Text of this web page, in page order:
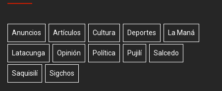
Anuncios Artículos Cultura Deportes La Maná
Latacunga Opinión Política Pujilí Salcedo
Saquisilí Sigchos